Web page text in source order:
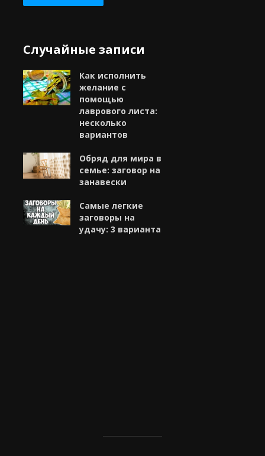
Случайные записи
Как исполнить
желание с
помощью
лаврового листа:
несколько
вариантов
Обряд для мира в
семье: заговор на
занавески
Самые легкие
заговоры на
удачу: 3 варианта